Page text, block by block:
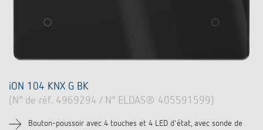
iON 104 KNX G BK
(N° de réf. 4969294 / N° ELDAS® 405591599)
Bouton-poussoir avec 4 touches et 4 LED d'état, avec sonde de